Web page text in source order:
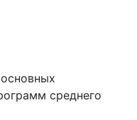
среднего